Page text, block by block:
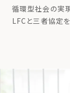
循環型社会の実
LFCと三者協定
10日（コンポスト